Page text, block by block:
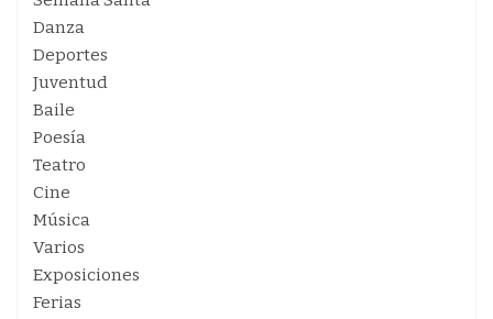
Danza
Deportes
Juventud
Baile
Poesía
Teatro
Cine
Música
Varios
Exposiciones
Ferias